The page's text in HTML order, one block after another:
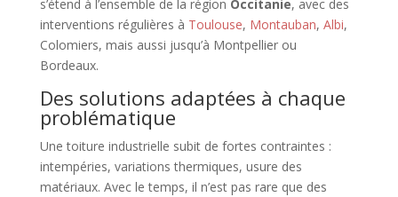
s’étend à l’ensemble de la région Occitanie, avec des
interventions régulières à Toulouse, Montauban, Albi,
Colomiers, mais aussi jusqu’à Montpellier ou
Bordeaux.
Des solutions adaptées à chaque
problématique
Une toiture industrielle subit de fortes contraintes :
intempéries, variations thermiques, usure des
matériaux. Avec le temps, il n’est pas rare que des